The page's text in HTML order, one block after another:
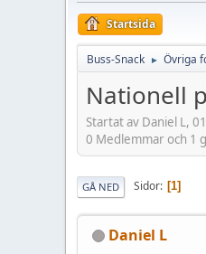
Startsida
Buss-Snack ► Övriga
Nationell
Startat av Daniel L,
0 Medlemmar och 1
GÅ NED Sidor 1
Daniel L